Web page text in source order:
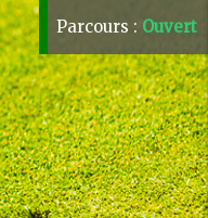
Parcours : Ouvert